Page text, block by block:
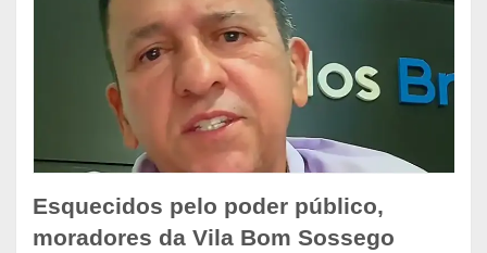
Esquecidos pelo poder público,
moradores da Vila Bom Sossego